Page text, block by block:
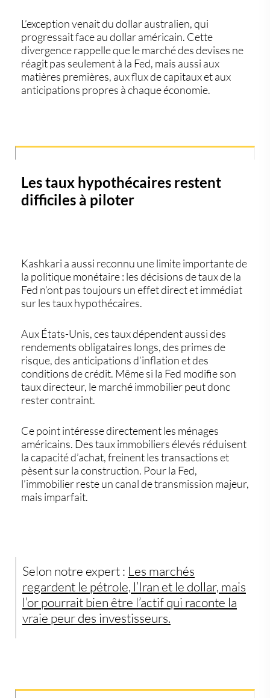
L’exception venait du dollar australien, qui
progressait face au dollar américain. Cette
divergence rappelle que le marché des devises ne
réagit pas seulement à la Fed, mais aussi aux
matières premières, aux flux de capitaux et aux
anticipations propres à chaque économie.
Les taux hypothécaires restent
difficiles à piloter
Kashkari a aussi reconnu une limite importante de
la politique monétaire : les décisions de taux de la
Fed n’ont pas toujours un effet direct et immédiat
sur lestaux hypothécaires.
Aux États-Unis, ces taux dépendent aussi des
rendements obligataires longs, des primes de
risque, des anticipations d’inflation et des
conditions de crédit. Même si la Fed modifie son
taux directeur, le marché immobilier peut donc
rester contraint.
Ce point intéresse directement les ménages
américains. Des taux immobiliers élevés réduisent
la capacité d’achat, freinent les transactions et
pèsent sur la construction. Pour la Fed,
l’immobilier reste un canal de transmission majeur,
mais imparfait.
Selon notre expert : Les marchés
regardent le pétrole, l’Iran et le dollar, mais
l’or pourrait bien être l’actif qui raconte la
vraie peur des investisseurs.